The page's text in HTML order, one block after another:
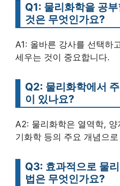
Q1: 물리화학을 공
것은 무엇인가요?
A1: 올바른 강사를 선택하
세우는 것이 중요합니다.
Q2: 물리화학에서
이 있나요?
A2: 물리화학은 열역학,
기화학 등의 주요 개념으
Q3: 효과적으로 물
법은 무엇인가요?